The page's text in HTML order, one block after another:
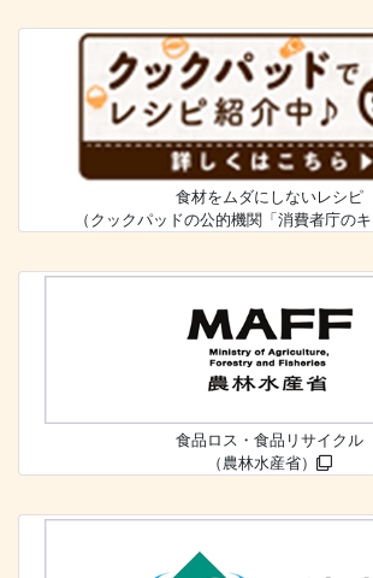
食材をムダにしないレシピ
（クックパッドの公的機関「消費者庁のキ
食品ロス・食品リサイクル
（農林水産省）